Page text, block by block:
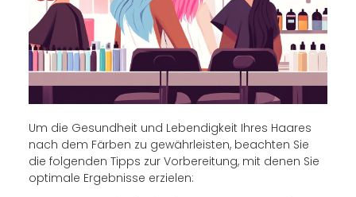
Um die Gesundheit und Lebendigkeit Ihres Haares
nach dem Färben zu gewährleisten, beachten Sie
die folgenden Tipps zur Vorbereitung, mit denen Sie
optimale Ergebnisse erzielen: